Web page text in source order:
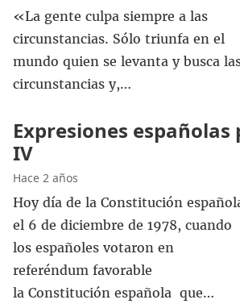
«La gente culpa siempre a las
circunstancias. Sólo triunfa en el
mundo quien se levanta y busca
circunstancias y,…
Expresiones españolas
IV
Hace 2 años
Hoy día de la Constitución
el 6 de diciembre de 1978, cuando
los españoles votaron en
referéndum favorable
la Constitución española que…